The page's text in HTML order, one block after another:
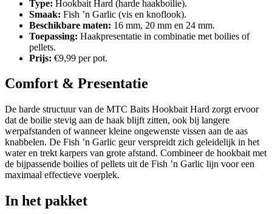
Type: Hookbait Hard (harde haakboilie).
Smaak: Fish ’n Garlic (vis en knoflook).
Beschikbare maten: 16 mm, 20 mm en 24 mm.
Toepassing: Haakpresentatie in combinatie met boilies of
pellets.
Prijs: €9,99 per pot.
Comfort & Presentatie
De harde structuur van de MTC Baits Hookbait Hard zorgt ervoor
dat de boilie stevig aan de haak blijft zitten, ook bij langere
werpafstanden of wanneer kleine ongewenste vissen aan de aas
knabbelen. De Fish ’n Garlic geur verspreidt zich geleidelijk in het
water en trekt karpers van grote afstand. Combineer de hookbait met
de bijpassende boilies of pellets uit de Fish ’n Garlic lijn voor een
maximaal effectieve voerplek.
In het pakket